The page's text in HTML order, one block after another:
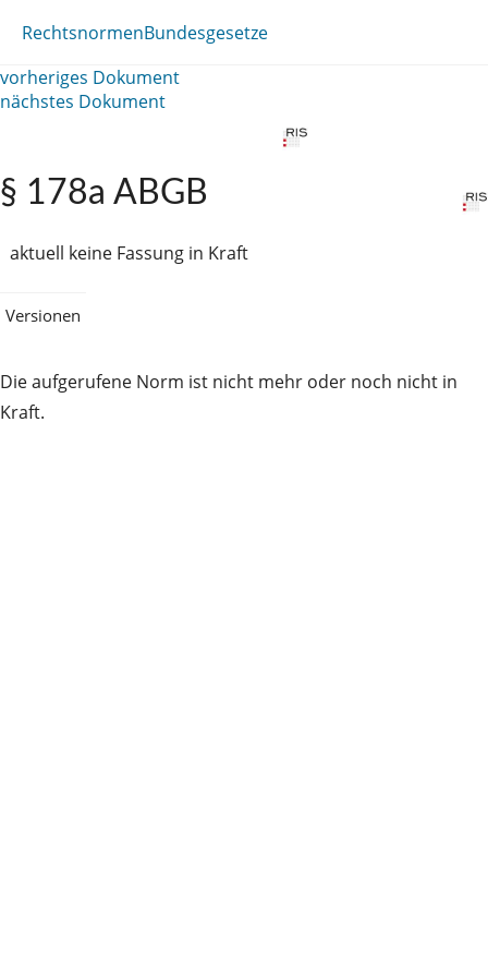
RechtsnormenBundesgesetze
vorheriges Dokument
nächstes Dokument
§ 178a ABGB
aktuell keine Fassung in Kraft
Versionen
Die aufgerufene Norm ist nicht mehr oder noch nicht in
Kraft.